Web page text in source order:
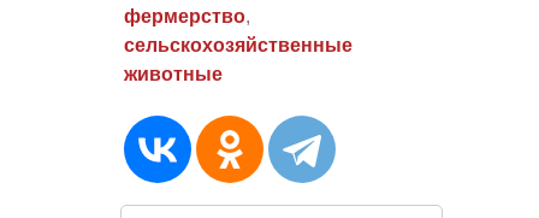
фермерство,
сельскохозяйственные
животные